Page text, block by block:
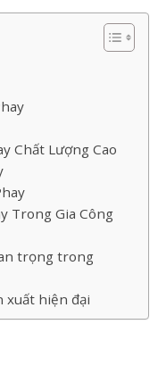
Chất Lượng Cao
Trong Gia Công
trọng trong
xuất hiện đại